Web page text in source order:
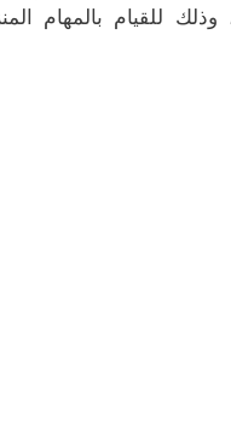
للقيام بالمهام